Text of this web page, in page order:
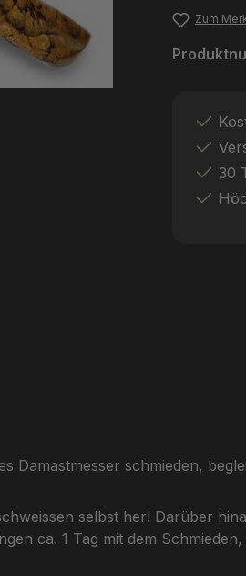
Zum
30
Damastmesser schmieden,
selbst her! Darüber
ca. 1 Tag mit dem